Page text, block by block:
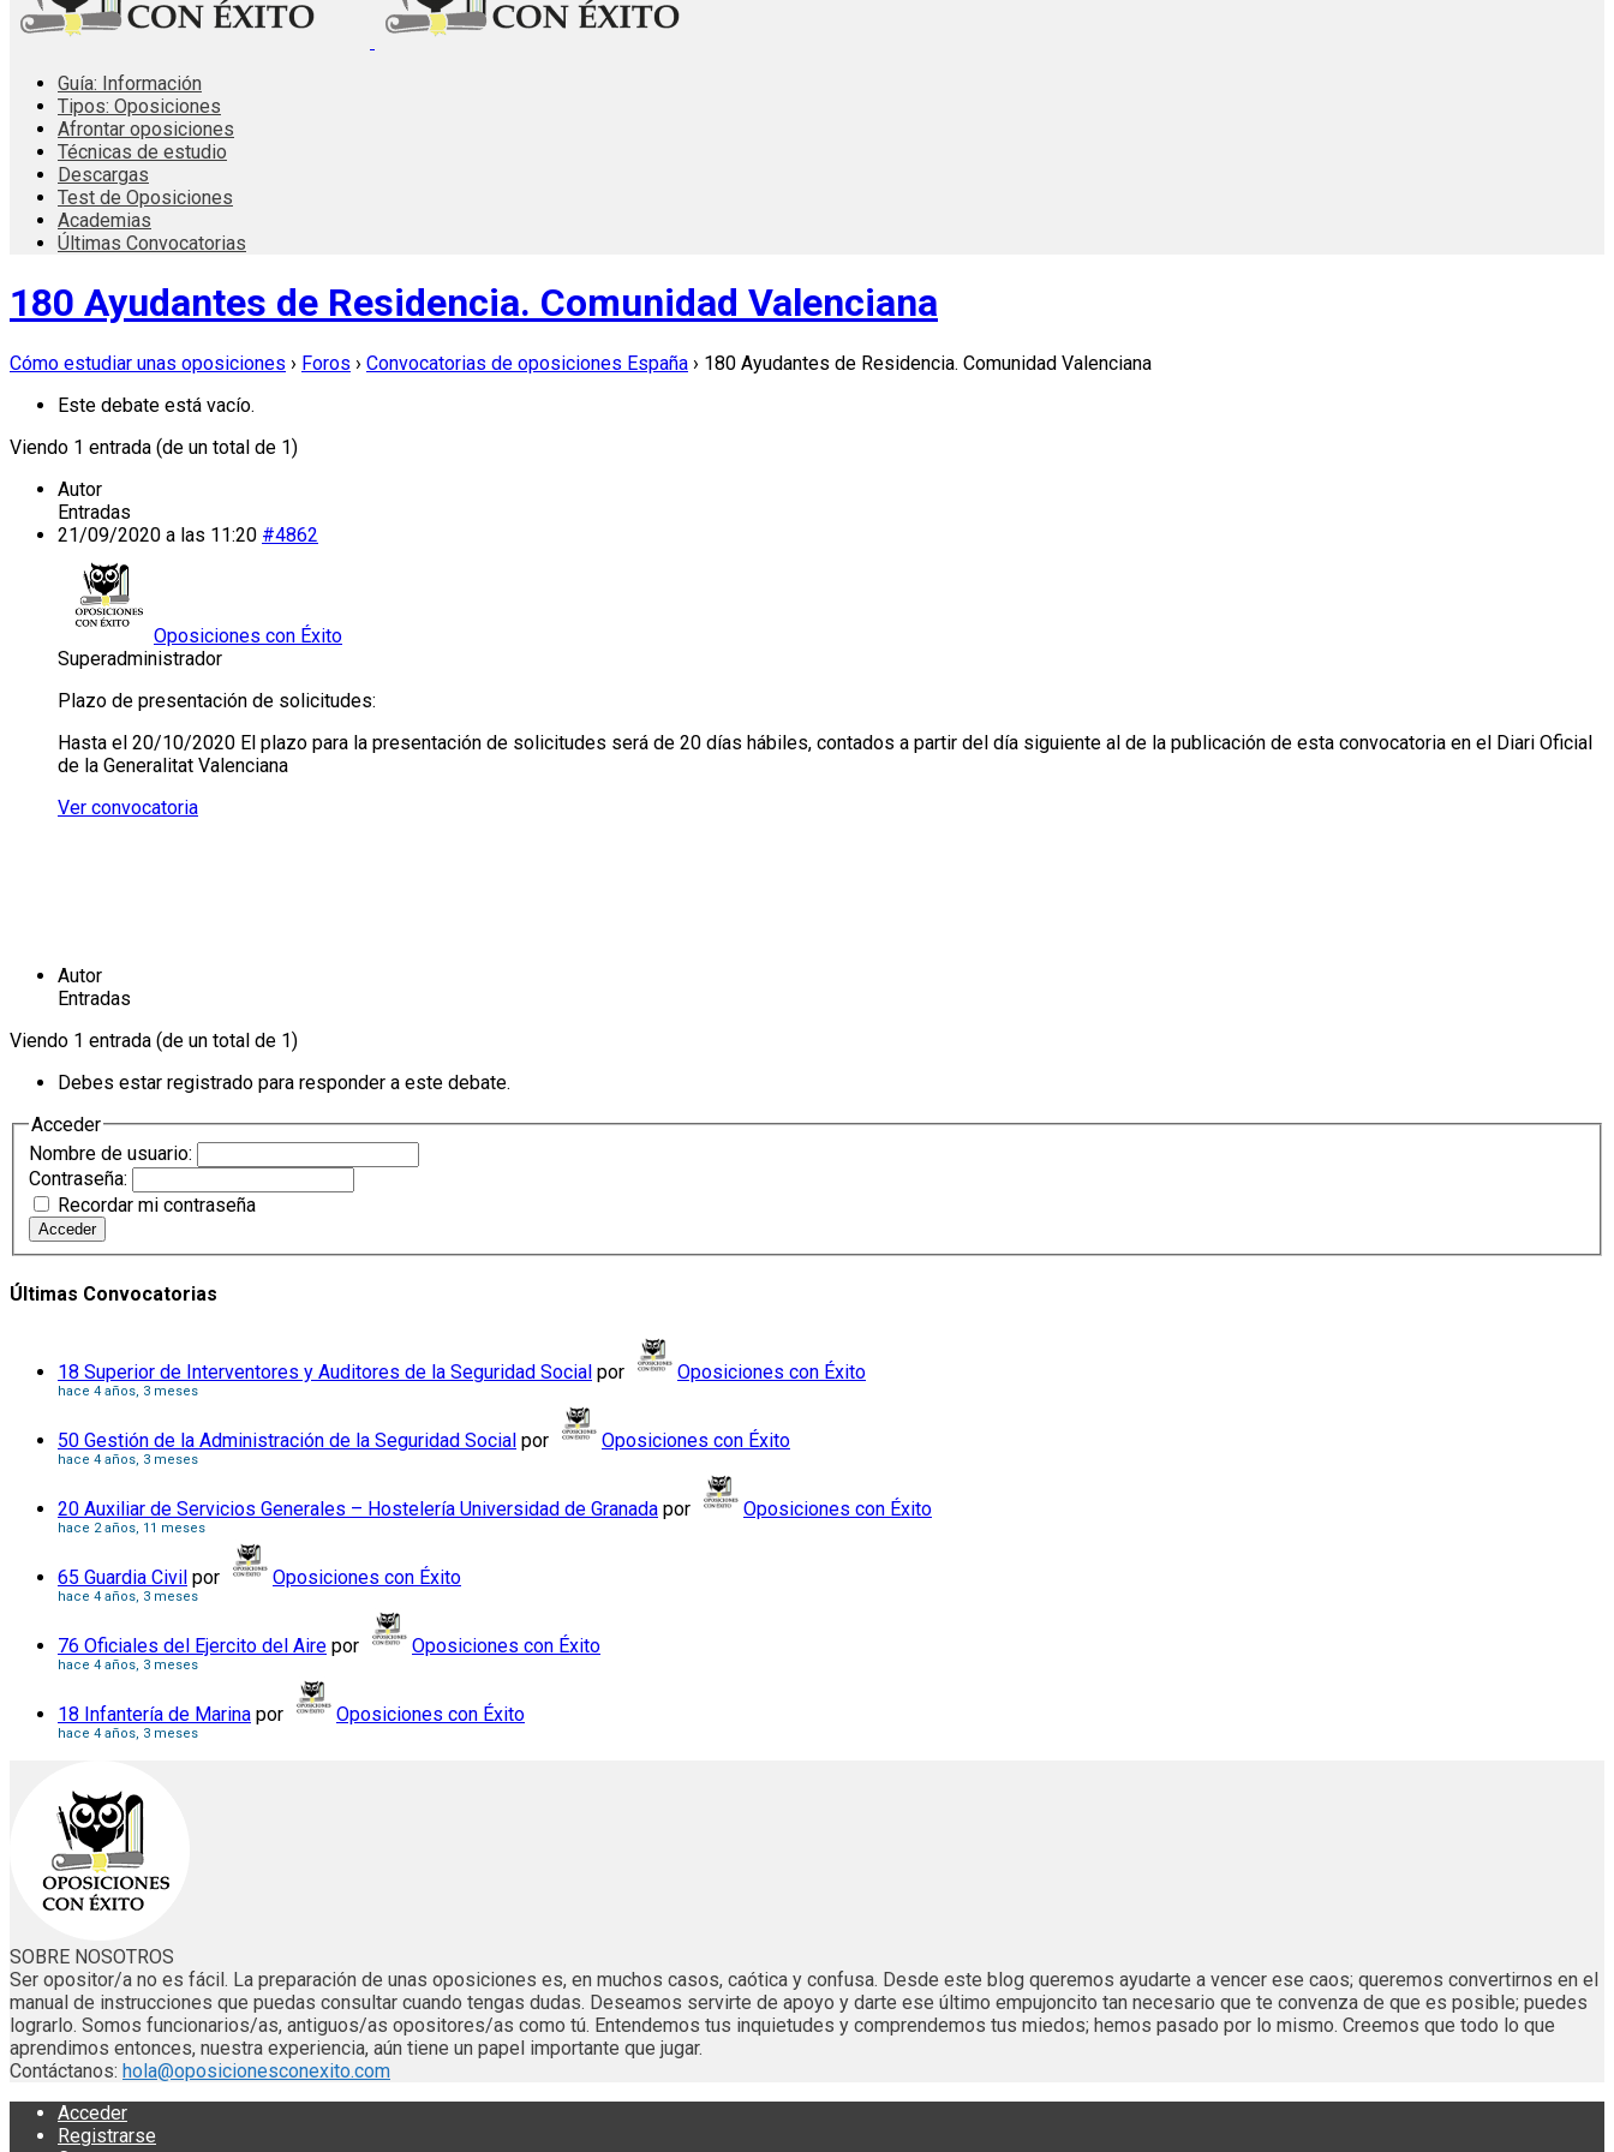
Guía: Información
Tipos: Oposiciones
Afrontar oposiciones
Técnicas de estudio
Descargas
Test de Oposiciones
Academias
Últimas Convocatorias
180 Ayudantes de Residencia. Comunidad Valenciana
Cómo estudiar unas oposiciones › Foros › Convocatorias de oposiciones España › 180 Ayudantes de Residencia. Comunidad Valenciana
Este debate está vacío.
Viendo 1 entrada (de un total de 1)
Autor
Entradas
21/09/2020 a las 11:20 #4862
Oposiciones con Éxito
Superadministrador
Plazo de presentación de solicitudes:
Hasta el 20/10/2020 El plazo para la presentación de solicitudes será de 20 días hábiles, contados a partir del día siguiente al de la publicación de esta convocatoria en el Diari Oficial
de la Generalitat Valenciana
Ver convocatoria
Autor
Entradas
Viendo 1 entrada (de un total de 1)
Debes estar registrado para responder a este debate.
Acceder
Nombre de usuario:
Contraseña:
Recordar mi contraseña
Acceder
Últimas Convocatorias
18 Superior de Interventores y Auditores de la Seguridad Social por Oposiciones con Éxito
hace 4 años, 3 meses
50 Gestión de la Administración de la Seguridad Social por Oposiciones con Éxito
hace 4 años, 3 meses
20 Auxiliar de Servicios Generales – Hostelería Universidad de Granada por Oposiciones con Éxito
hace 2 años, 11 meses
65 Guardia Civil por Oposiciones con Éxito
hace 4 años, 3 meses
76 Oficiales del Ejercito del Aire por Oposiciones con Éxito
hace 4 años, 3 meses
18 Infantería de Marina por Oposiciones con Éxito
hace 4 años, 3 meses
SOBRE NOSOTROS
Ser opositor/a no es fácil. La preparación de unas oposiciones es, en muchos casos, caótica y confusa. Desde este blog queremos ayudarte a vencer ese caos; queremos convertirnos en el
manual de instrucciones que puedas consultar cuando tengas dudas. Deseamos servirte de apoyo y darte ese último empujoncito tan necesario que te convenza de que es posible; puedes
lograrlo. Somos funcionarios/as, antiguos/as opositores/as como tú. Entendemos tus inquietudes y comprendemos tus miedos; hemos pasado por lo mismo. Creemos que todo lo que
aprendimos entonces, nuestra experiencia, aún tiene un papel importante que jugar.
Contáctanos: hola@oposicionesconexito.com
Acceder
Registrarse